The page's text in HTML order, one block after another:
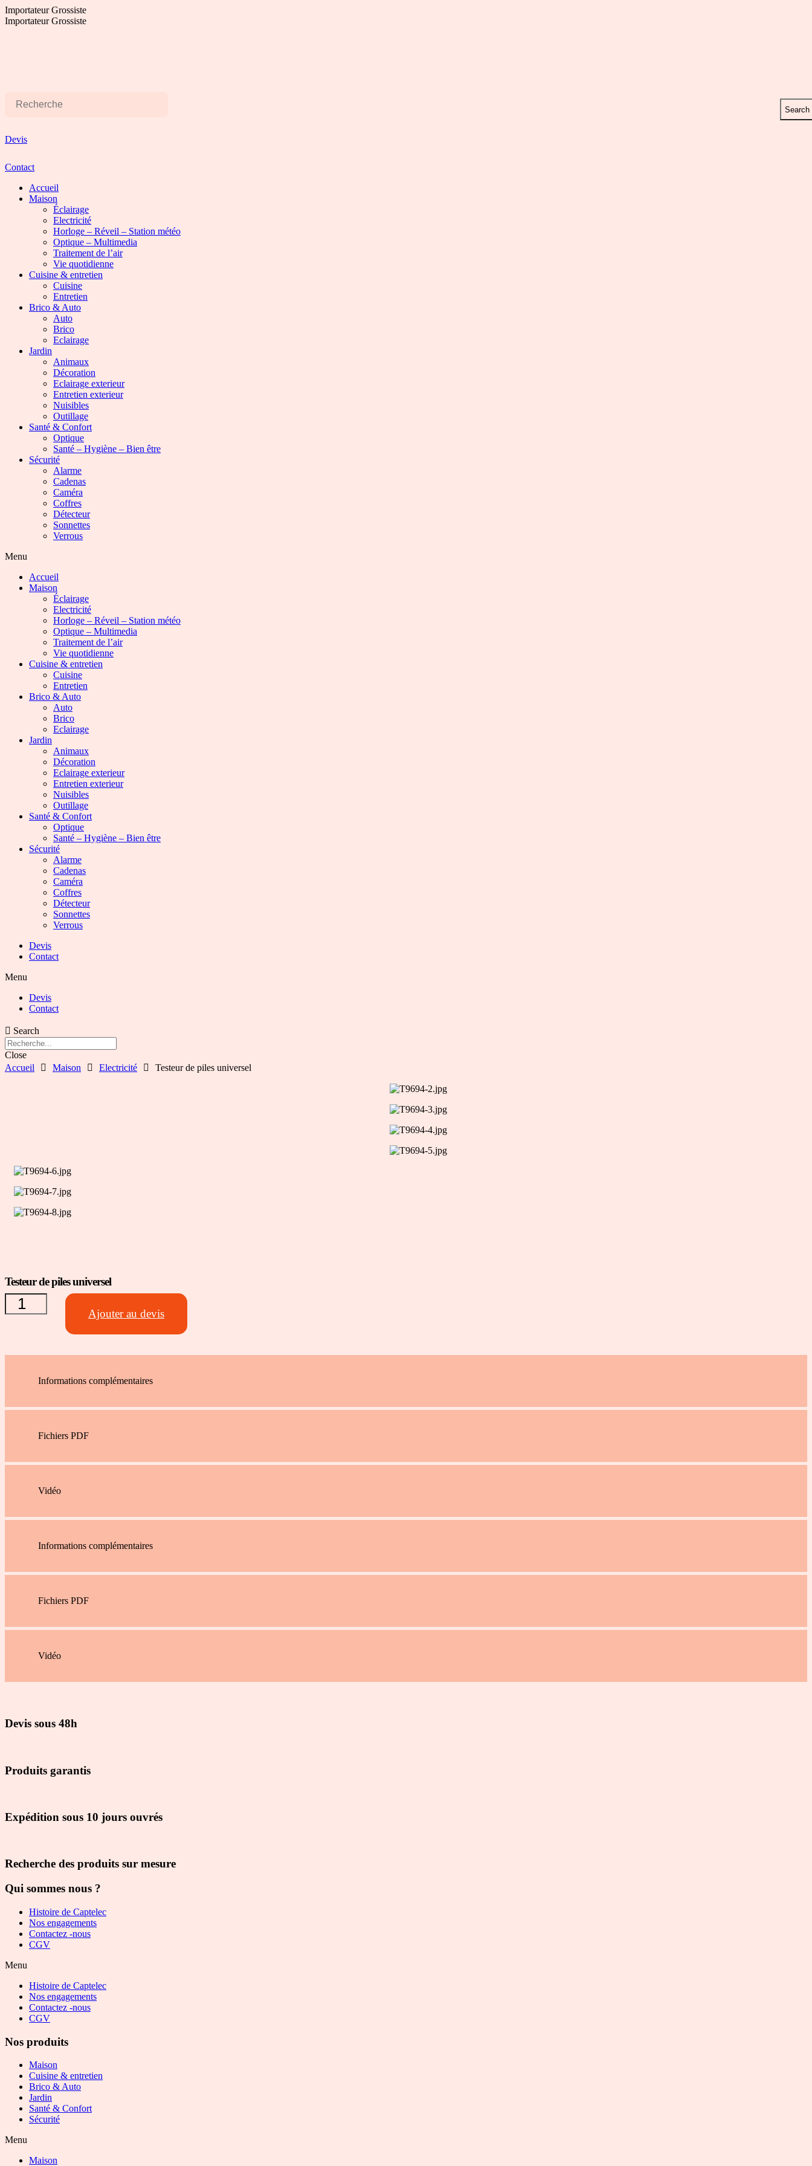
Aller
au
Importateur Grossiste
Importateur Grossiste
Search
Devis
Contact
Accueil
Maison
Éclairage
Electricité
Horloge – Réveil – Station météo
Optique – Multimedia
Traitement de l’air
Vie quotidienne
Cuisine & entretien
Cuisine
Entretien
Brico & Auto
Auto
Brico
Eclairage
Jardin
Animaux
Décoration
Eclairage exterieur
Entretien exterieur
Nuisibles
Outillage
Santé & Confort
Optique
Santé – Hygiène – Bien être
Sécurité
Alarme
Cadenas
Caméra
Coffres
Détecteur
Sonnettes
Verrous
Menu
Accueil
Maison
Éclairage
Electricité
Horloge – Réveil – Station météo
Optique – Multimedia
Traitement de l’air
Vie quotidienne
Cuisine & entretien
Cuisine
Entretien
Brico & Auto
Auto
Brico
Eclairage
Jardin
Animaux
Décoration
Eclairage exterieur
Entretien exterieur
Nuisibles
Outillage
Santé & Confort
Optique
Santé – Hygiène – Bien être
Sécurité
Alarme
Cadenas
Caméra
Coffres
Détecteur
Sonnettes
Verrous
Devis
Contact
Menu
Devis
Contact
Search
Close
Accueil
Maison Electricité Testeur de piles universel
Testeur de piles universel
quantité
de
Testeur
de piles
Ajouter au devis
Informations complémentaires
Fichiers PDF
Vidéo
Informations complémentaires
Fichiers PDF
Vidéo
Devis sous 48h
Produits garantis
Expédition sous 10 jours ouvrés
Recherche des produits sur mesure
Qui sommes nous ?
Histoire de Captelec
Nos engagements
Contactez -nous
CGV
Menu
Histoire de Captelec
Nos engagements
Contactez -nous
CGV
Nos produits
Maison
Cuisine & entretien
Brico & Auto
Jardin
Santé & Confort
Sécurité
Menu
Maison